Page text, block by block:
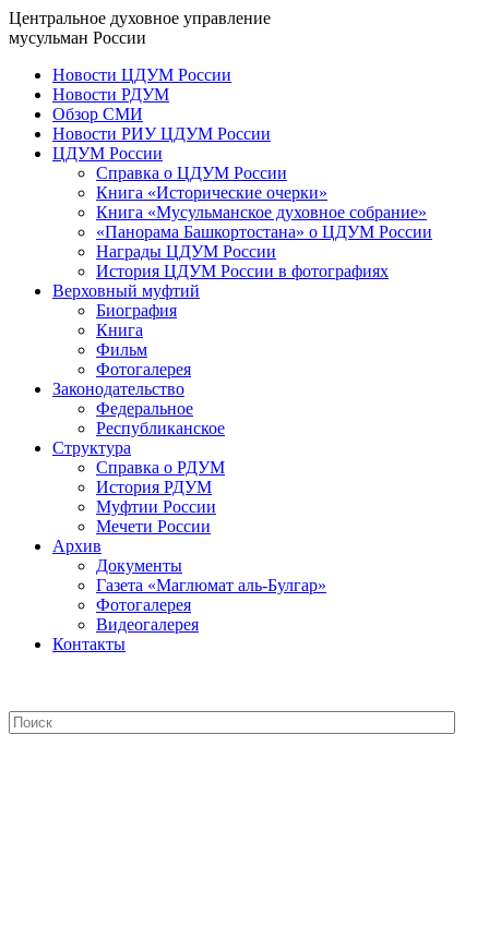
Центральное духовное управление
мусульман России
Новости ЦДУМ России
Новости РДУМ
Обзор СМИ
Новости РИУ ЦДУМ России
ЦДУМ России
Справка о ЦДУМ России
Книга «Исторические очерки»
Книга «Мусульманское духовное собрание»
«Панорама Башкортостана» о ЦДУМ России
Награды ЦДУМ России
История ЦДУМ России в фотографиях
Верховный муфтий
Биография
Книга
Фильм
Фотогалерея
Законодательство
Федеральное
Республиканское
Структура
Справка о РДУМ
История РДУМ
Муфтии России
Мечети России
Архив
Документы
Газета «Маглюмат аль-Булгар»
Фотогалерея
Видеогалерея
Контакты